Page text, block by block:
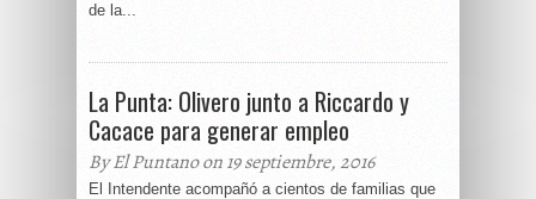
de la...
La Punta: Olivero junto a Riccardo y
Cacace para generar empleo
By El Puntano on 19 septiembre, 2016
El Intendente acompañó a cientos de familias que